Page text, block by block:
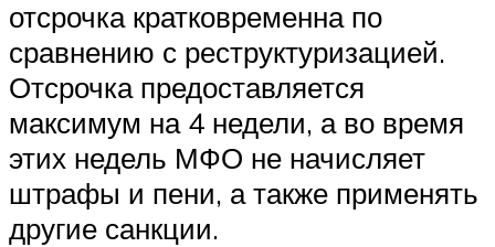
отсрочка кратковременна по
сравнению с реструктуризацией.
Отсрочка предоставляется
максимум на 4 недели, а во время
этих недель МФО не начисляет
штрафы и пени, а также применять
другие санкции.